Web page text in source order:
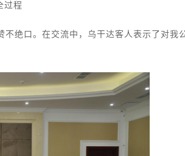
过程
口。在交流中，乌干达客人表示了对我